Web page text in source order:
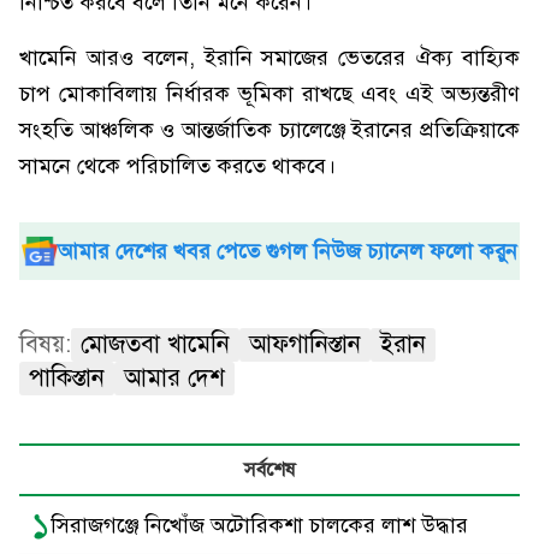
খামেনি আরও বলেন, ইরানি সমাজের ভেতরের ঐক্য বাহ্যিক
চাপ মোকাবিলায় নির্ধারক ভূমিকা রাখছে এবং এই অভ্যন্তরীণ
সংহতি আঞ্চলিক ও আন্তর্জাতিক চ্যালেঞ্জে ইরানের প্রতিক্রিয়াকে
সামনে থেকে পরিচালিত করতে থাকবে।
আমার দেশের খবর পেতে গুগল নিউজ চ্যানেল ফলো করুন
বিষয়: মোজতবা খামেনি আফগানিস্তান
ইরান
পাকিস্তান
আমার দেশ
সর্বশেষ
১সিরাজগঞ্জে নিখোঁজ অটোরিকশা চালকের লাশ উদ্ধার